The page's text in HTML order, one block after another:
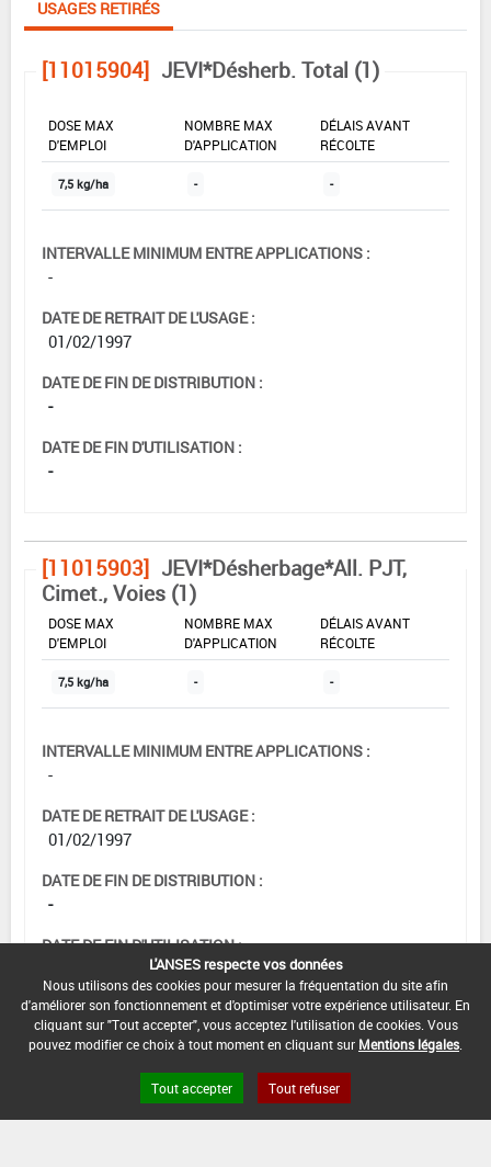
USAGES RETIRÉS
[11015904] JEVI*Désherb. Total (1)
DOSE MAX
D'EMPLOI
NOMBRE MAX
D'APPLICATION
DÉLAIS AVANT
RÉCOLTE
7,5 kg/ha - -
INTERVALLE MINIMUM ENTRE APPLICATIONS :
-
DATE DE RETRAIT DE L'USAGE :
01/02/1997
DATE DE FIN DE DISTRIBUTION :
-
DATE DE FIN D'UTILISATION :
-
[11015903] JEVI*Désherbage*All. PJT,
Cimet., Voies (1)
DOSE MAX
D'EMPLOI
NOMBRE MAX
D'APPLICATION
DÉLAIS AVANT
RÉCOLTE
7,5 kg/ha - -
INTERVALLE MINIMUM ENTRE APPLICATIONS :
-
DATE DE RETRAIT DE L'USAGE :
01/02/1997
DATE DE FIN DE DISTRIBUTION :
-
DATE DE FIN D'UTILISATION :
L'ANSES respecte vos données
Nous utilisons des cookies pour mesurer la fréquentation du site afin
d'améliorer son fonctionnement et d'optimiser votre expérience utilisateur. En
cliquant sur "Tout accepter", vous acceptez l'utilisation de cookies. Vous
pouvez modifier ce choix à tout moment en cliquant sur Mentions légales
Tout accepter Tout refuser